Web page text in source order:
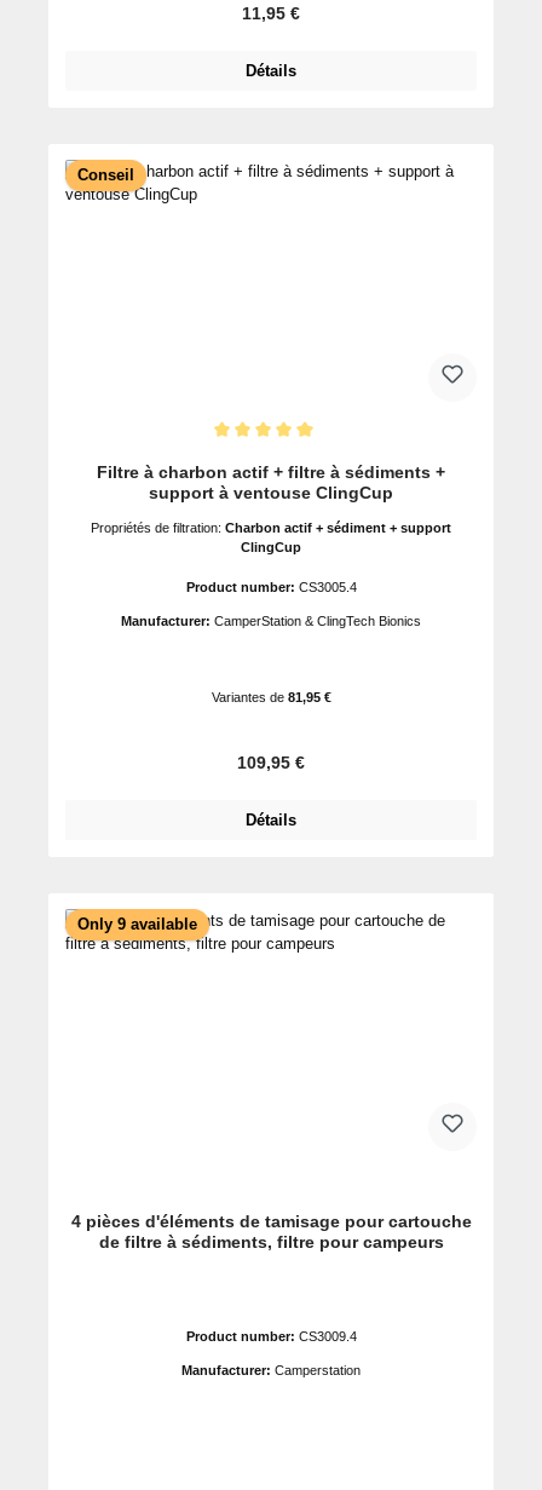
Prix régulier :
11,95 €
Détails
Conseil
Filtre à charbon actif + filtre à sédiments +
support à ventouse ClingCup
Propriétés de filtration: Charbon actif + sédiment + support
ClingCup
Product number: CS3005.4
Manufacturer: CamperStation & ClingTech Bionics
Variantes de81,95 €
Prix régulier :
109,95 €
Détails
Only 9 available
4 pièces d'éléments de tamisage pour cartouche
de filtre à sédiments, filtre pour campeurs
Product number: CS3009.4
Manufacturer: Camperstation